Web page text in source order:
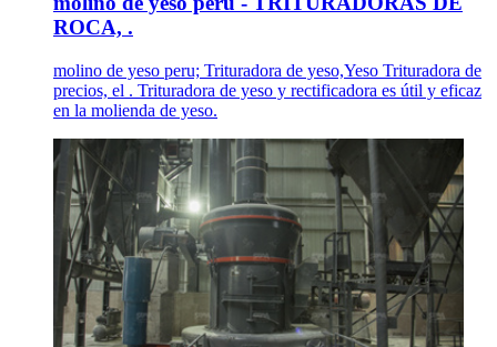
ROCA, .
molino de yeso peru; Trituradora de yeso,Yeso Trituradora de
precios, el . Trituradora de yeso y rectificadora es útil y eficaz
en la molienda de yeso.